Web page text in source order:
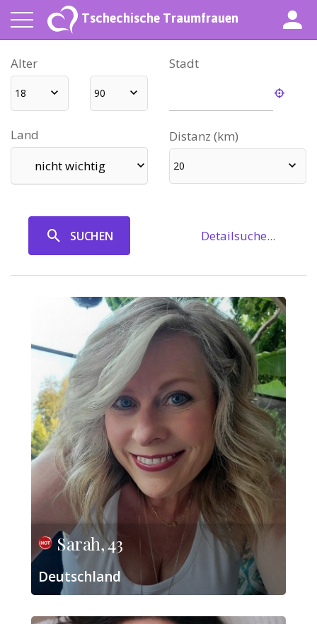
Tschechische Traumfrauen
Alter
18 90
Stadt
Land
nicht wichtig
Distanz (km)
20
SUCHEN Detailsuche...
Sarah, 43
Deutschland